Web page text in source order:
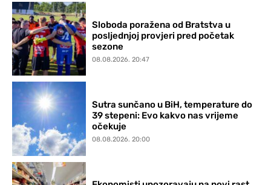
Sloboda poražena od Bratstva u
posljednjoj provjeri pred početak
sezone
08.08.2026. 20:47
Sutra sunčano u BiH, temperature do
39 stepeni: Evo kakvo nas vrijeme
očekuje
08.08.2026. 20:00